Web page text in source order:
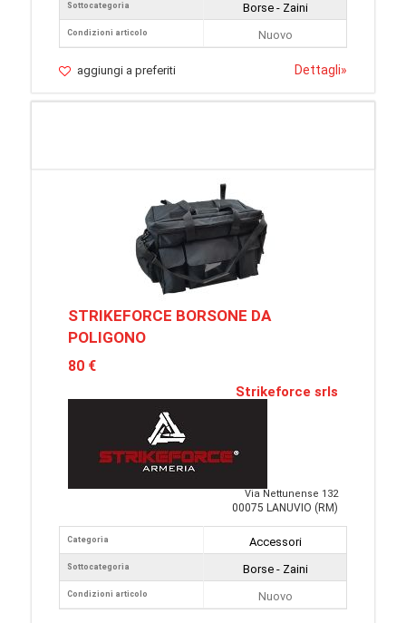
Sottocategoria
Condizioni articolo
Borse - Zaini
Nuovo
aggiungi a preferiti Dettagli»
STRIKEFORCE BORSONE DA
POLIGONO
80 €
Strikeforce srls
Via Nettunense 132
00075 LANUVIO (RM)
Categoria
Sottocategoria
Condizioni articolo
Accessori
Borse - Zaini
Nuovo